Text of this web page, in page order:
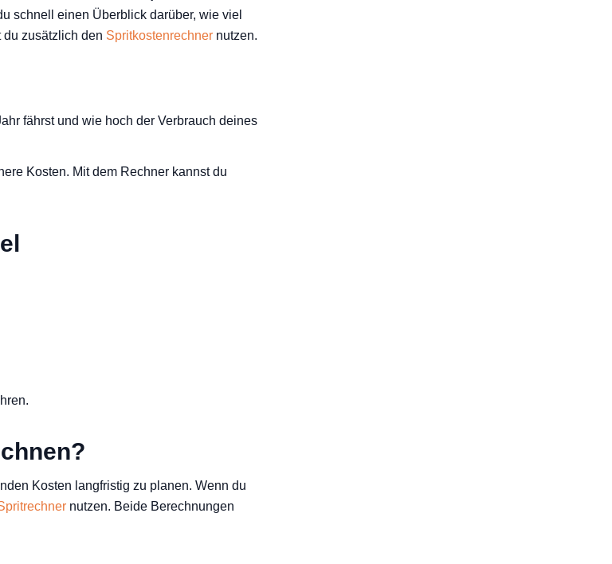
schnell einen Überblick darüber, wie viel
zusätzlich den Spritkostenrechner nutzen.
fährst und wie hoch der Verbrauch deines
Kosten. Mit dem Rechner kannst du
Kosten langfristig zu planen. Wenn du
nutzen. Beide Berechnungen